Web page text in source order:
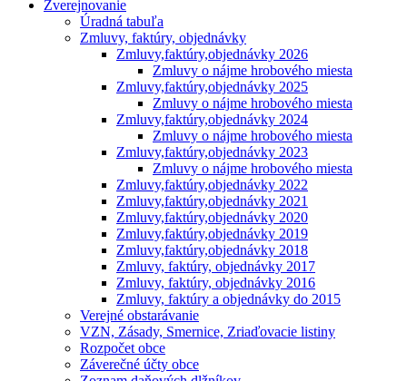
Zverejnovanie
Úradná tabuľa
Zmluvy, faktúry, objednávky
Zmluvy,faktúry,objednávky 2026
Zmluvy o nájme hrobového miesta
Zmluvy,faktúry,objednávky 2025
Zmluvy o nájme hrobového miesta
Zmluvy,faktúry,objednávky 2024
Zmluvy o nájme hrobového miesta
Zmluvy,faktúry,objednávky 2023
Zmluvy o nájme hrobového miesta
Zmluvy,faktúry,objednávky 2022
Zmluvy,faktúry,objednávky 2021
Zmluvy,faktúry,objednávky 2020
Zmluvy,faktúry,objednávky 2019
Zmluvy,faktúry,objednávky 2018
Zmluvy, faktúry, objednávky 2017
Zmluvy, faktúry, objednávky 2016
Zmluvy, faktúry a objednávky do 2015
Verejné obstarávanie
VZN, Zásady, Smernice, Zriaďovacie listiny
Rozpočet obce
Záverečné účty obce